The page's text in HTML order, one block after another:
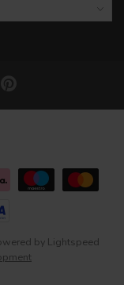
by Lightspeed